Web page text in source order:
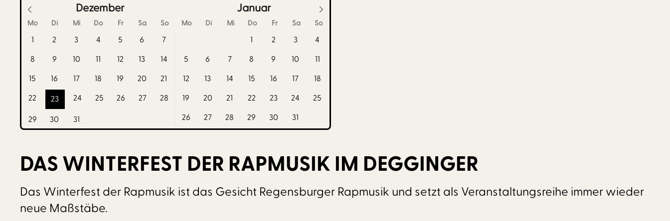
Dezember Januar
Mo Di Mi Do Fr Sa So Mo Di Mi Do Fr Sa So
1 2 3 4 5 6
7
8
9 10 11 12 13
14
15
16 17 18 19 20
21
22
23 24 25 26 27 28
29 30 31
1 2 3
4
5
6 7 8 9 10
11
12
13 14 15 16 17
18
19
20 21 22 23 24
25
26
27 28 29 30 31
DAS WINTERFEST DER RAPMUSIK IM DEGGINGER
Das Winterfest der Rapmusik ist das Gesicht Regensburger Rapmusik und setzt als Veranstaltungsreihe immer wieder
neue Maßstäbe.